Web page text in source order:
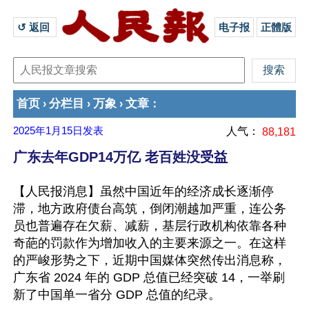
↺ 返回 电子报 正體版
首页 › 分栏目 › 万象 › 文章 ：
2025年1月15日 发表 人气： 88,181
广东去年GDP14万亿 老百姓没受益
【人民报消息】虽然中国近年的经济成长逐渐停
滞，地方政府债台高筑，倒闭潮越加严重，连公务
员也普遍存在欠薪、减薪，基层行政机构依靠各种
奇葩的罚款作为增加收入的主要来源之一。在这样
的严峻形势之下，近期中国媒体突然传出消息称，
广东省 2024 年的 GDP 总值已经突破 14，一举刷
新了中国单一省分 GDP 总值的纪录。